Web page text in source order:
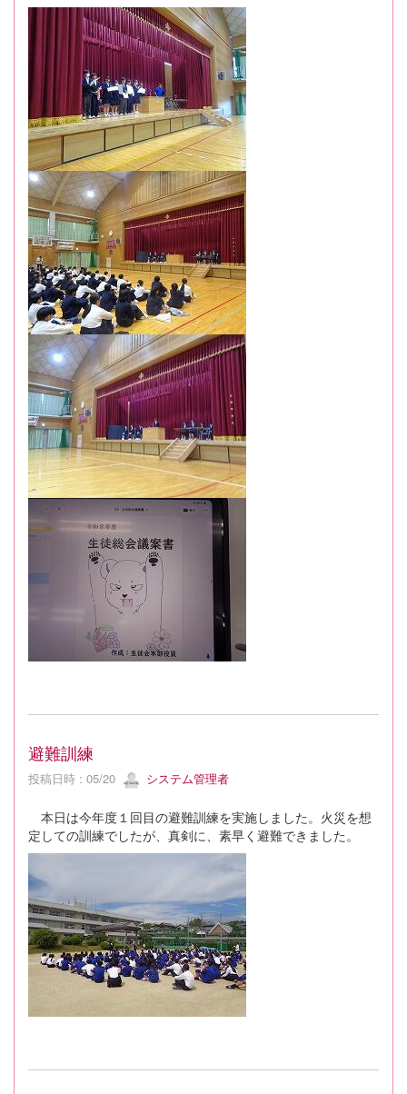
避難訓練
投稿日時 : 05/20 システム管理者
本日は今年度１回目の避難訓練を実施しました。火災を想
定しての訓練でしたが、真剣に、素早く避難できました。